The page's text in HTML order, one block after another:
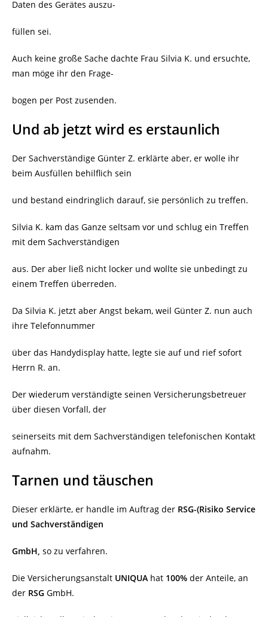
Daten des Gerätes auszu-
füllen sei.
Auch keine große Sache dachte Frau Silvia K. und ersuchte,
man möge ihr den Frage-
bogen per Post zusenden.
Und ab jetzt wird es erstaunlich
Der Sachverständige Günter Z. erklärte aber, er wolle ihr
beim Ausfüllen behilflich sein
und bestand eindringlich darauf, sie persönlich zu treffen.
Silvia K. kam das Ganze seltsam vor und schlug ein Treffen
mit dem Sachverständigen
aus. Der aber ließ nicht locker und wollte sie unbedingt zu
einem Treffen überreden.
Da Silvia K. jetzt aber Angst bekam, weil Günter Z. nun auch
ihre Telefonnummer
über das Handydisplay hatte, legte sie auf und rief sofort
Herrn R. an.
Der wiederum verständigte seinen Versicherungsbetreuer
über diesen Vorfall, der
seinerseits mit dem Sachverständigen telefonischen Kontakt
aufnahm.
Tarnen und täuschen
Dieser erklärte, er handle im Auftrag der RSG-(Risiko Service
und Sachverständigen
GmbH, so zu verfahren.
Die Versicherungsanstalt UNIQUA hat 100% der Anteile, an
der RSG GmbH.